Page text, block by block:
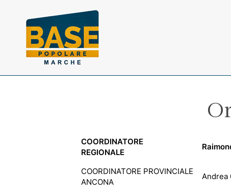
COORDINATORE
REGIONALE
COORDINATORE PROVINCIALE
ANCONA
Andrea